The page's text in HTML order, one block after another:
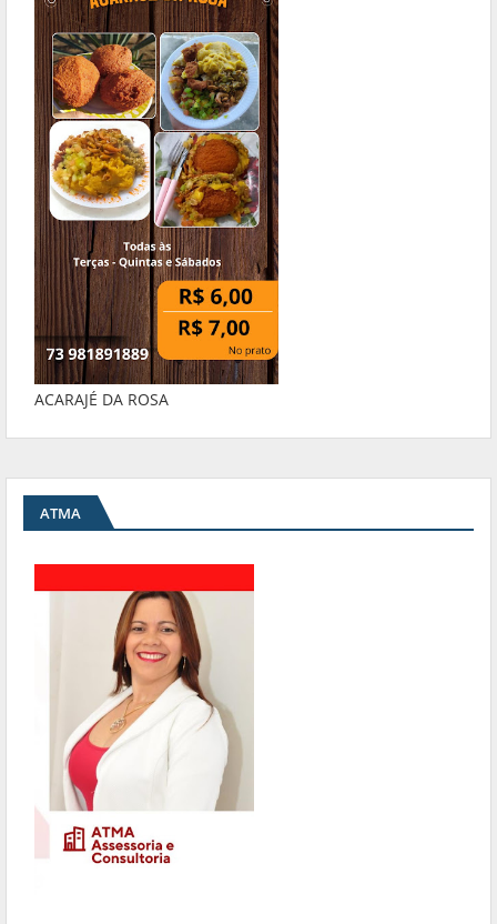
ACARAJÉ DA ROSA
ATMA